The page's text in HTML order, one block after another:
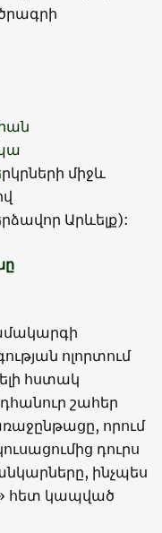
րկրների միջև
Արևելք):
ոլորտում
հստակ
շահեր
որում
դուրս
ինչպես
հետ կապված